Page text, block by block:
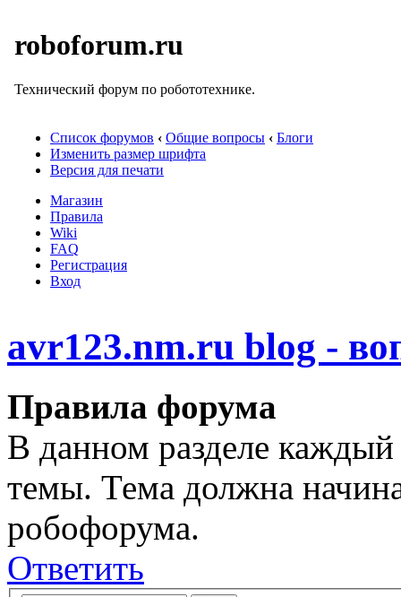
roboforum.ru
Технический форум по робототехнике.
Список форумов ‹ Общие вопросы ‹ Блоги
Изменить размер шрифта
Версия для печати
Магазин
Правила
Wiki
FAQ
Регистрация
Вход
avr123.nm.ru blog -
Правила форума
В данном разделе
темы. Тема должна
робофорума.
Ответить